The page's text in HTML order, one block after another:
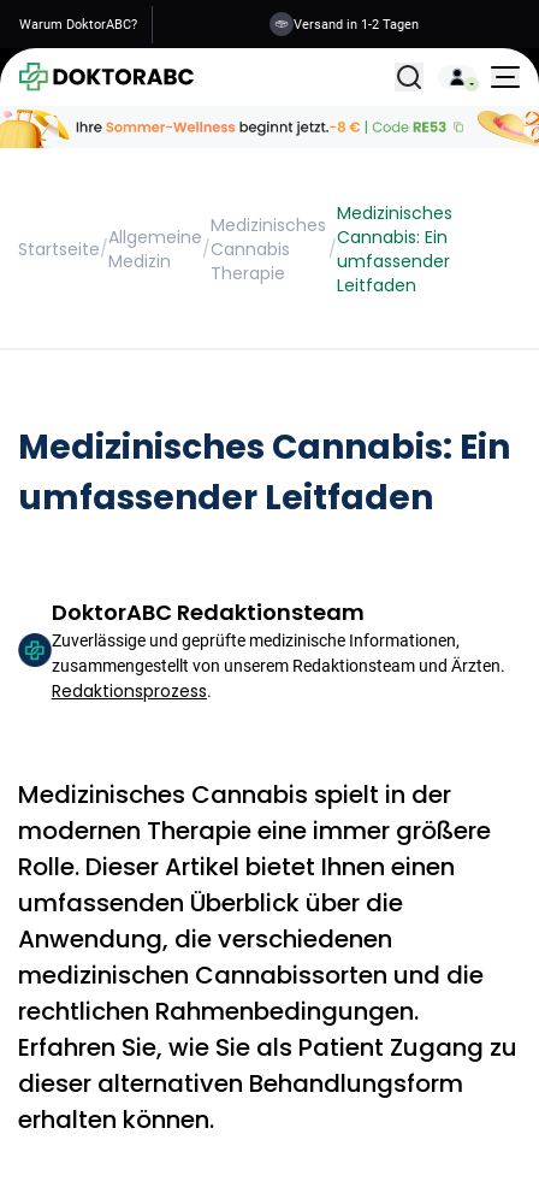
Warum DoktorABC? Sichere Informationen
Alle
Startseite/Allgemeine
Medizin
/
Medizinisches
Cannabis
Therapie
/
Medizinisches
Cannabis: Ein
umfassender
Leitfaden
Medizinisches Cannabis: Ein
umfassender Leitfaden
DoktorABC Redaktionsteam
Zuverlässige und geprüfte medizinische Informationen,
zusammengestellt von unserem Redaktionsteam und Ärzten.
Redaktionsprozess.
Medizinisches Cannabis spielt in der
modernen Therapie eine immer größere
Rolle. Dieser Artikel bietet Ihnen einen
umfassenden Überblick über die
Anwendung, die verschiedenen
medizinischen Cannabissorten und die
rechtlichen Rahmenbedingungen.
Erfahren Sie, wie Sie als Patient Zugang zu
dieser alternativen Behandlungsform
erhalten können.